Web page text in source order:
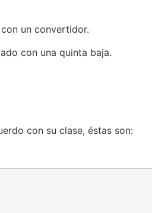
un convertidor.
con una quinta baja.
con su clase, éstas son: